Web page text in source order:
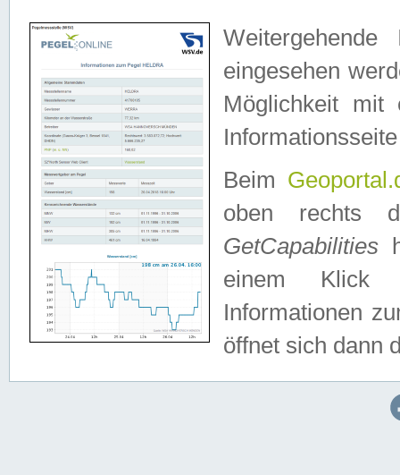
eingesehen
Möglichkeit mit
Beim
oben rechts
GetCapabilities
einem Klick
Informationen
öffnet sich dann